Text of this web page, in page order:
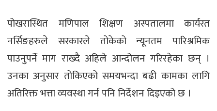
पोखरास्थित मणिपाल शिक्षण अस्पतालमा कार्यरत
नर्सिङहरुले सरकारले तोकेको न्यूनतम पारिश्रमिक
पाउनुपर्ने माग राख्दै अहिले आन्दोलन गरिरहेका छन् ।
उनका अनुसार तोकिएको समयभन्दा बढी कामका लागि
अतिरिक्त भत्ता व्यवस्था गर्न पनि निर्देशन दिइएको छ ।